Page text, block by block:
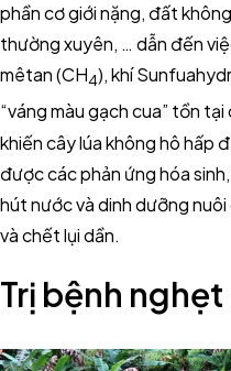
phần cơ giới nặng, đất
thường xuyên, … dẫn đến
mêtan (CH4), khí
“váng màu gạch cua” tồn tại
khiến cây lúa không hô hấp
được các phản ứng hóa
hút nước và dinh dưỡng
và chết lụi dần.
Trị bệnh nghẹt